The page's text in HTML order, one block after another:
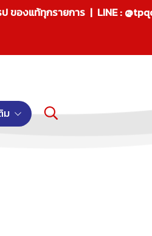
ของแท้ทุกรายการ | LINE :
ม